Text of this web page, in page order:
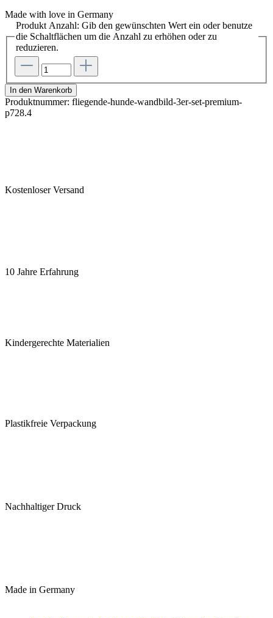
Made with love in Germany
Produkt Anzahl: Gib den gewünschten Wert ein oder benutze
die Schaltflächen um die Anzahl zu erhöhen oder zu
reduzieren.
In den Warenkorb
Produktnummer: fliegende-hunde-wandbild-3er-set-premium-
p728.4
Kostenloser Versand
10 Jahre Erfahrung
Kindergerechte Materialien
Plastikfreie Verpackung
Nachhaltiger Druck
Made in Germany